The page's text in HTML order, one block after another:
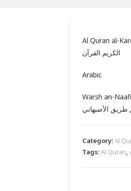
Al Quran al-
الکریم القرآن
Arabic
Warsh an-Naafi
الأصبهاني
Category:Al
Tags:Al Quran,